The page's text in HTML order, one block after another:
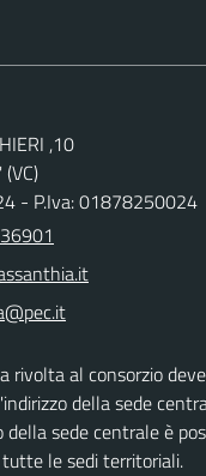
,10
- P.Iva: 01878250024
rivolta al consorzio
della sede
della sede centrale è
le sedi territoriali.